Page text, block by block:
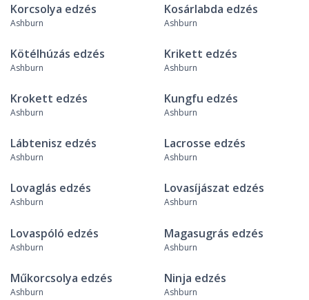
Korcsolya edzés
Ashburn
Kosárlabda edzés
Ashburn
Kötélhúzás edzés
Ashburn
Krikett edzés
Ashburn
Krokett edzés
Ashburn
Kungfu edzés
Ashburn
Lábtenisz edzés
Ashburn
Lacrosse edzés
Ashburn
Lovaglás edzés
Ashburn
Lovasíjászat edzés
Ashburn
Lovaspóló edzés
Ashburn
Magasugrás edzés
Ashburn
Műkorcsolya edzés
Ashburn
Ninja edzés
Ashburn